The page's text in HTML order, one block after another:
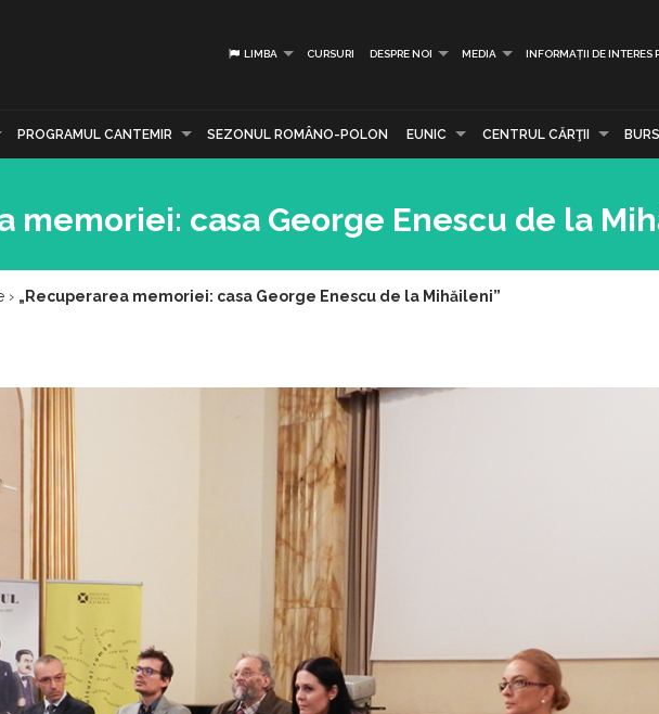
LIMBA CURSURI DESPRE NOI MEDIA INFORMAȚII DE INTERES
PROGRAMUL CANTEMIR SEZONUL ROMÂNO-POLON EUNIC CENTRUL CĂRŢII
memoriei: casa George Enescu de la
› „Recuperarea memoriei: casa George Enescu de la Mihăileni”